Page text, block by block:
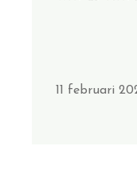
11 februari